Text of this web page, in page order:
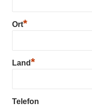
Ort*
Land*
Telefon